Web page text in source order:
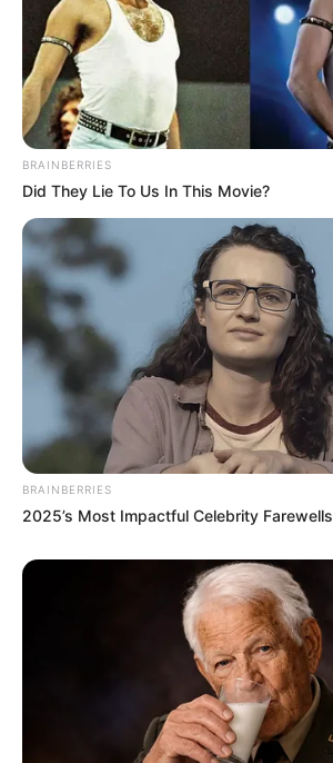
BRAINBERRIES
Did They Lie To Us In This Movie?
BRAINBERRIES
2025’s Most Impactful Celebrity Farewells